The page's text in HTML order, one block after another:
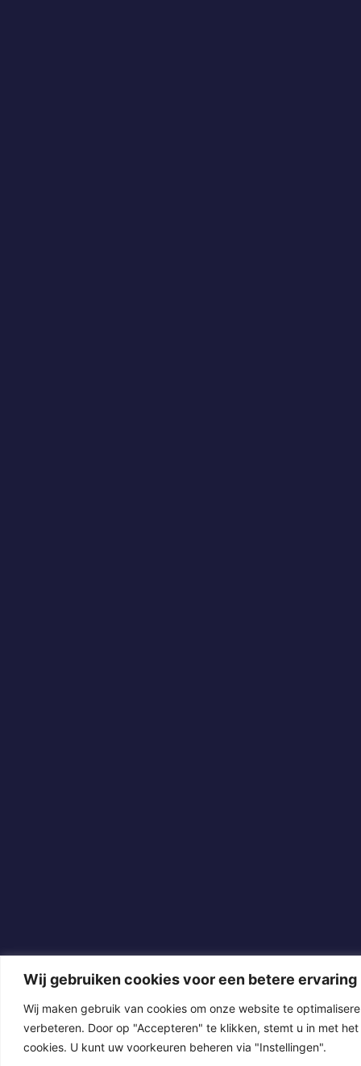
Wij gebruiken cookies voor een betere ervaring
Wij maken gebruik van cookies om onze website te
verbeteren. Door op "Accepteren" te klikken, stemt u in met
cookies. U kunt uw voorkeuren beheren via "Instellingen".